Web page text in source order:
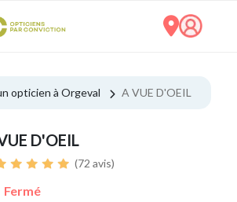
opticien à Orgeval A VUE D'OEIL
D'OEIL
(72 avis)
Fermé